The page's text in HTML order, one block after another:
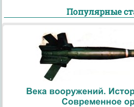
Популярные
Века вооружений.
Современное